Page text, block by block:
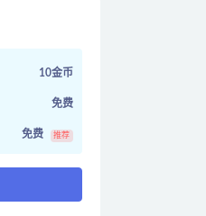
10金币
免费
免费 推荐